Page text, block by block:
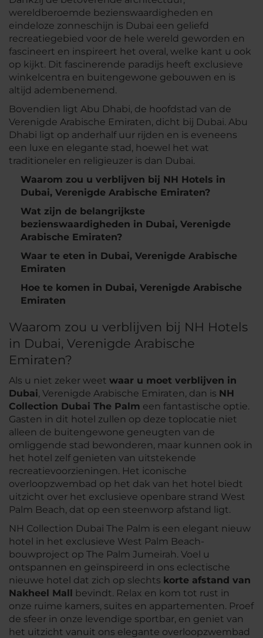
wereldberoemde bezienswaardigheden en
eindeloze zonneschijn is Dubai een geliefd
recreatiegebied voor de hele wereld geworden en
fascineert en inspireert het overal, welke kant u ook
op kijkt. Dit fascinerende paradijs heeft exclusieve
winkelcentra en buitengewone gebouwen en is
altijd adembenemend.
Bovendien ligt Abu Dhabi, de hoofdstad van de
Verenigde Arabische Emiraten, dicht bij Dubai. Abu
Dhabi ligt op anderhalf uur rijden en is eveneens
een luxe en elegante stad, hoewel het wat
traditioneler en religieuzer is dan Dubai.
Waarom zou u verblijven bij NH Hotels in
Dubai, Verenigde Arabische Emiraten?
Wat zijn de belangrijkste
bezienswaardigheden in Dubai, Verenigde
Arabische Emiraten?
Waar te eten in Dubai, Verenigde Arabische
Emiraten
Hoe te komen in Dubai, Verenigde Arabische
Emiraten
Waarom zou u verblijven bij NH Hotels
in Dubai, Verenigde Arabische
Emiraten?
Als u niet zeker weet waar u moet verblijven in
Dubai, Verenigde Arabische Emiraten, dan is NH
Collection Dubai The Palm een fantastische optie.
Gasten in dit hotel zullen op deze toplocatie niet
alleen de buitengewone geneugten van de
omliggende stad bewonderen, maar kunnen ook in
het hotel zelf genieten van uitstekende
recreatievoorzieningen. Het iconische
overloopzwembad op het dak van het hotel biedt
uitzicht over het exclusieve openbare strand West
Palm Beach, dat op een steenworp afstand ligt.
NH Collection Dubai The Palm is een elegant nieuw
hotel in het exclusieve West Palm Beach-
bouwproject op The Palm Jumeirah. Voel u
ontspannen en geïnspireerd in ons eclectische
nieuwe hotel dat zich op slechts korte afstand van
Nakheel Mall bevindt. Relax en kom tot rust in
onze ruime kamers, suites en appartementen. Proef
de sfeer in onze levendige sportbar, en geniet van
het uitzicht vanuit ons elegante overloopzwembad